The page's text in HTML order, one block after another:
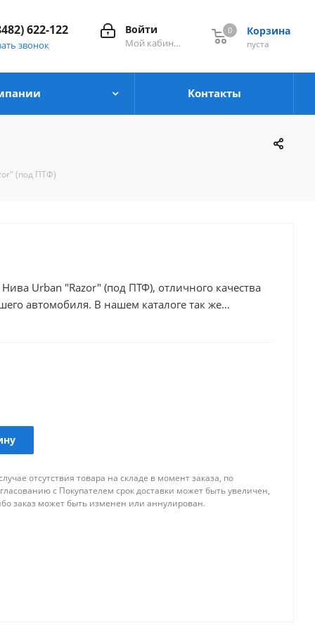
Корзина
0
пуста
0
Войти
Мой кабинет
622-122
звонок
Контакты
(под ПТФ)
Urban "Razor" (под ПТФ), отличного качества
В нашем каталоге так же
для внешнего тюнинга автомобиля.
отсутствия товара на складе в момент заказа, по
с Покупателем срок доставки может быть увеличен,
заказ может быть изменен или аннулирован.